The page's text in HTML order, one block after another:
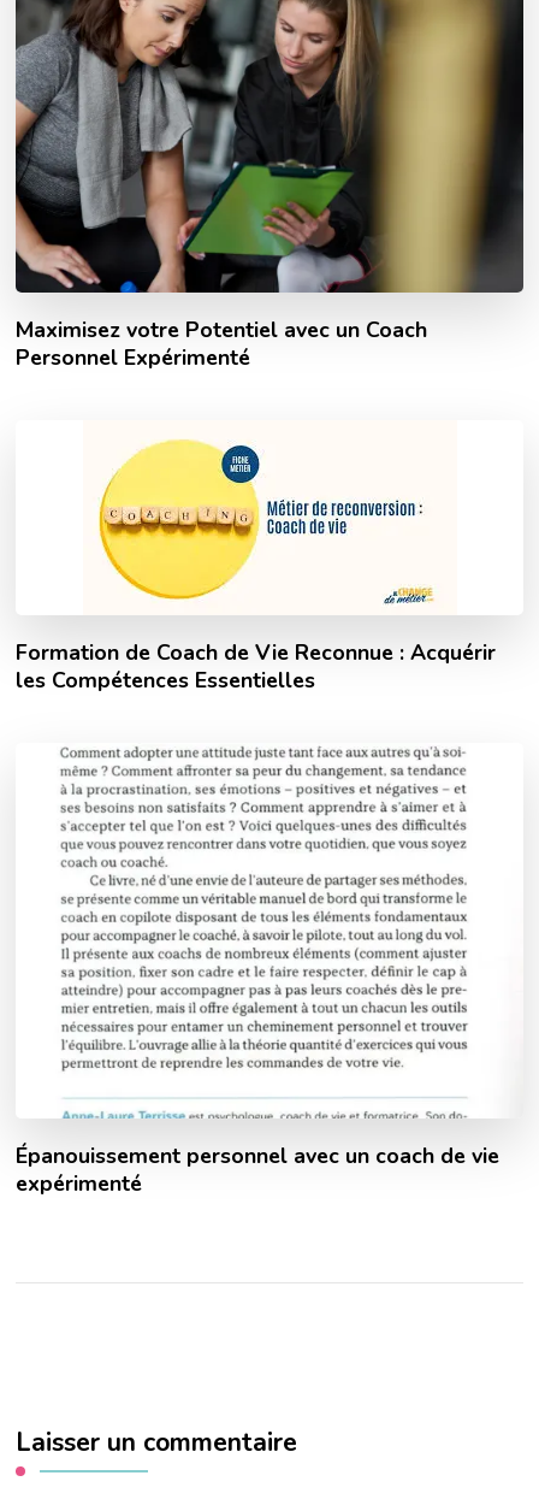
Maximisez votre Potentiel avec un Coach
Personnel Expérimenté
Formation de Coach de Vie Reconnue : Acquérir
les Compétences Essentielles
Épanouissement personnel avec un coach de vie
expérimenté
Laisser un commentaire